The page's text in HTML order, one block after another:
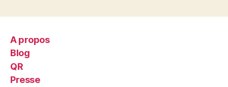
A propos
Blog
QR
Presse